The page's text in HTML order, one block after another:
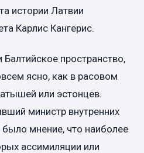
истории Латвии
Карлис Кангерис.
пространство,
ясно, как в расовом
или эстонцев.
министр внутренних
мнение, что наиболее
ассимиляции или